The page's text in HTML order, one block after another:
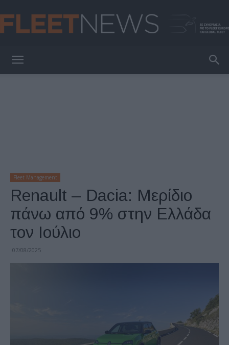
Fleet Management
Renault – Dacia: Μερίδιο
πάνω από 9% στην Ελλάδα
τον Ιούλιο
07/08/2025